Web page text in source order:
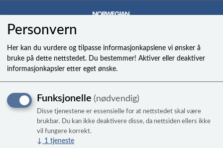
Jet,mini rotal brshd 18-c
Personvern
Her kan du vurdere og tilpasse informasjonkapslene vi ønsker å
bruke på dette nettstedet. Du bestemmer! Aktiver eller deaktiver
informasjonkapsler etter eget ønske.
Funksjonelle (nødvendig)
Disse tjenestene er essensielle for at nettstedet skal være
brukbar. Du kan ikke deaktivere disse, da nettsiden ellers ikke
vil fungere korrekt.
↓ 1 tjeneste